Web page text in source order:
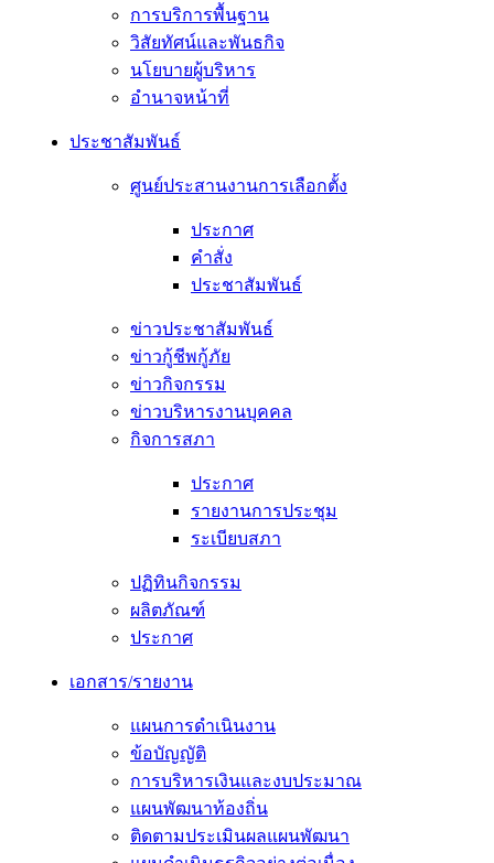
การบริการพื้นฐาน
วิสัยทัศน์และพันธกิจ
นโยบายผู้บริหาร
อํานาจหน้าที่
ประชาสัมพันธ์
ศูนย์ประสานงานการเลือกตั้ง
ประกาศ
คำสั่ง
ประชาสัมพันธ์
ข่าวประชาสัมพันธ์
ข่าวกู้ชีพกู้ภัย
ข่าวกิจกรรม
ข่าวบริหารงานบุคคล
กิจการสภา
ประกาศ
รายงานการประชุม
ระเบียบสภา
ปฏิทินกิจกรรม
ผลิตภัณฑ์
ประกาศ
เอกสาร/รายงาน
แผนการดำเนินงาน
ข้อบัญญัติ
การบริหารเงินและงบประมาณ
แผนพัฒนาท้องถิ่น
ติดตามประเมินผลแผนพัฒนา